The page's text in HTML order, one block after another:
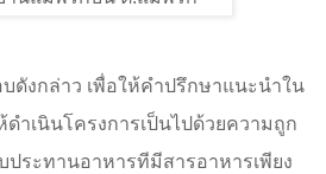
ดังกล่าว เพื่อให้คำปรึกษาแนะนำใน
ดำเนินโครงการเป็นไปด้วยความถูก
ประทานอาหารทีมีสารอาหารเพียง